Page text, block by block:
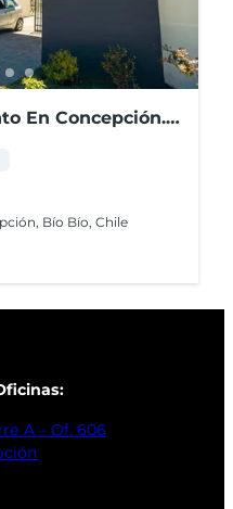
En Concepción.
Bío Bío, Chile
A – Of. 606